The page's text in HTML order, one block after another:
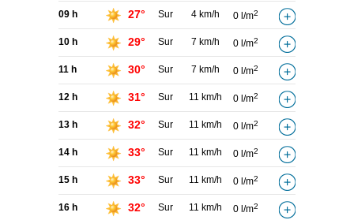
09 h 27° Sur 4 km/h 0 l/m2
10 h 29° Sur 7 km/h 0 l/m2
11 h 30° Sur 7 km/h 0 l/m2
12 h 31° Sur 11 km/h 0 l/m2
13 h 32° Sur 11 km/h 0 l/m2
14 h 33° Sur 11 km/h 0 l/m2
15 h 33° Sur 11 km/h 0 l/m2
16 h 32° Sur 11 km/h 0 l/m2